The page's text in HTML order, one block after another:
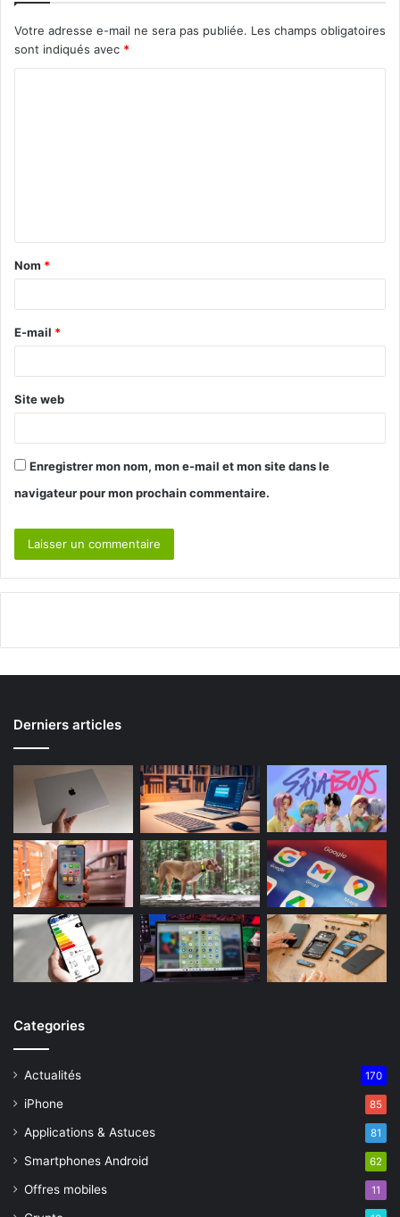
Votre adresse e-mail ne sera pas publiée. Les champs obligatoires
sont indiqués avec *
t
a
e
*
Nom *
E-mail *
Site web
Enregistrer mon nom, mon e-mail et mon site dans le
navigateur pour mon prochain commentaire.
Derniers articles
Categories
Actualités 170
iPhone 85
Applications & Astuces 81
Smartphones Android 62
Offres mobiles 11